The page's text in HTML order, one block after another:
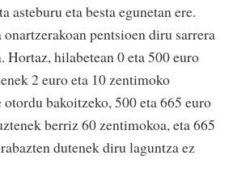
asteburu eta besta egunetan ere.
pentsioen diru sarrera
Hortaz, hilabetean 0 eta 500 euro
2 euro eta 10 zentimoko
bakoitzeko, 500 eta 665 euro
berriz 60 zentimokoa, eta 665
dutenek diru laguntza ez